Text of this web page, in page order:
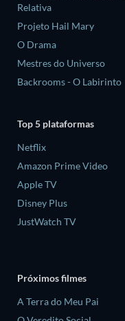
Relativa
Projeto Hail Mary
O Drama
Mestres do Universo
Backrooms - O Labirinto
Top 5 plataformas
Netflix
Amazon Prime Video
Apple TV
Disney Plus
JustWatch TV
Próximos filmes
A Terra do Meu Pai